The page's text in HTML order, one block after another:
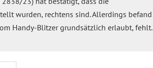
wurden, rechtens sind. Allerdings befand
Handy-Blitzer grundsätzlich erlaubt, fehlt.